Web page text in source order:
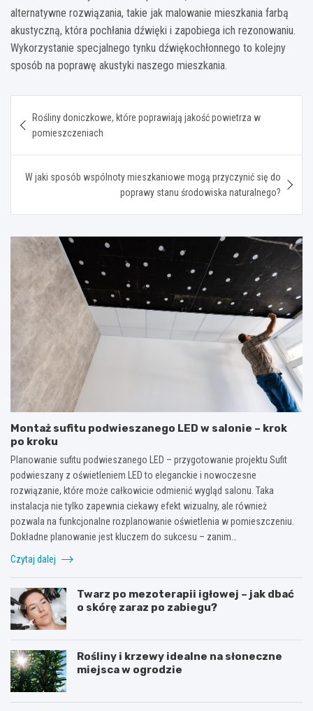
alternatywne rozwiązania, takie jak malowanie mieszkania farbą
akustyczną, która pochłania dźwięki i zapobiega ich rezonowaniu.
Wykorzystanie specjalnego tynku dźwiękochłonnego to kolejny
sposób na poprawę akustyki naszego mieszkania.
wpisu
Rośliny doniczkowe, które poprawiają jakość powietrza w
pomieszczeniach
W jaki sposób wspólnoty mieszkaniowe mogą przyczynić się do
poprawy stanu środowiska naturalnego?
Montaż sufitu podwieszanego LED w salonie – krok
po kroku
Planowanie sufitu podwieszanego LED – przygotowanie projektu Sufit
podwieszany z oświetleniem LED to eleganckie i nowoczesne
rozwiązanie, które może całkowicie odmienić wygląd salonu. Taka
instalacja nie tylko zapewnia ciekawy efekt wizualny, ale również
pozwala na funkcjonalne rozplanowanie oświetlenia w pomieszczeniu.
Dokładne planowanie jest kluczem do sukcesu – zanim…
Czytaj dalej
Twarz po mezoterapii igłowej – jak dbać
o skórę zaraz po zabiegu?
Rośliny i krzewy idealne na słoneczne
miejsca w ogrodzie